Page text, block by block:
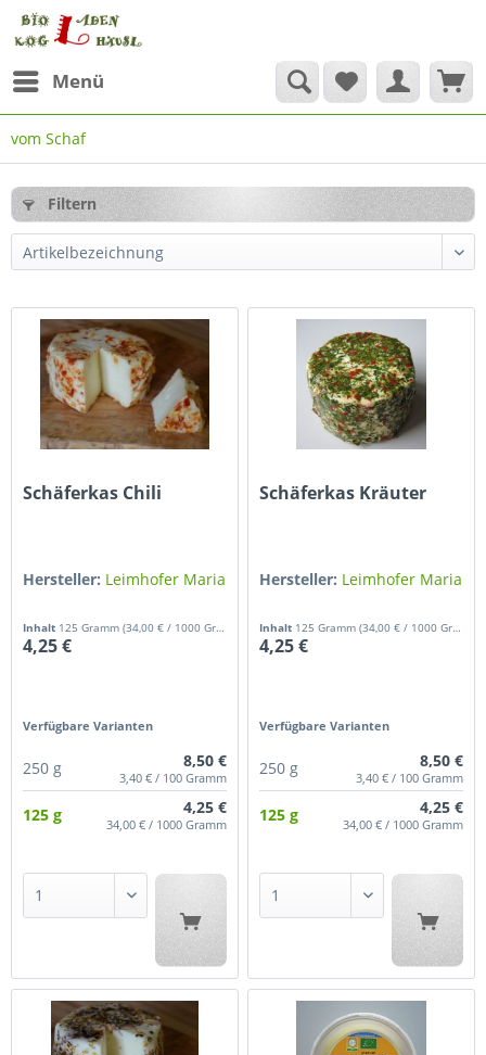
Menü
vom Schaf
Filtern
Schäferkas Chili
Hersteller: Leimhofer Maria
Inhalt 125 Gramm(34,00 € / 1000 Gramm)
4,25 €
Verfügbare Varianten
250 g 8,50 €
3,40 € / 100 Gramm
125 g 4,25 €
34,00 € / 1000 Gramm
Schäferkas Kräuter
Hersteller: Leimhofer Maria
Inhalt 125 Gramm(34,00 € / 1000 Gramm)
4,25 €
Verfügbare Varianten
250 g 8,50 €
3,40 € / 100 Gramm
125 g 4,25 €
34,00 € / 1000 Gramm